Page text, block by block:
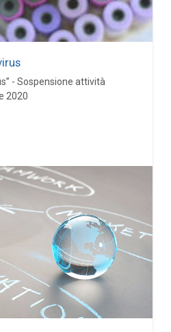
- Sospensione attività
2020